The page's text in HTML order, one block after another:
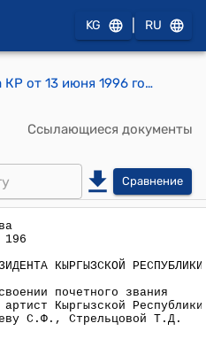
KG RU
Указ Президента КР от 13 июня 1996 года №УП-196 "О присвоении почетного звания "Народный артист Кыргызской Республики" Матвееву С.Ф., Стрельцовой Т.Д."
Ссылающиеся документы
Сравнение